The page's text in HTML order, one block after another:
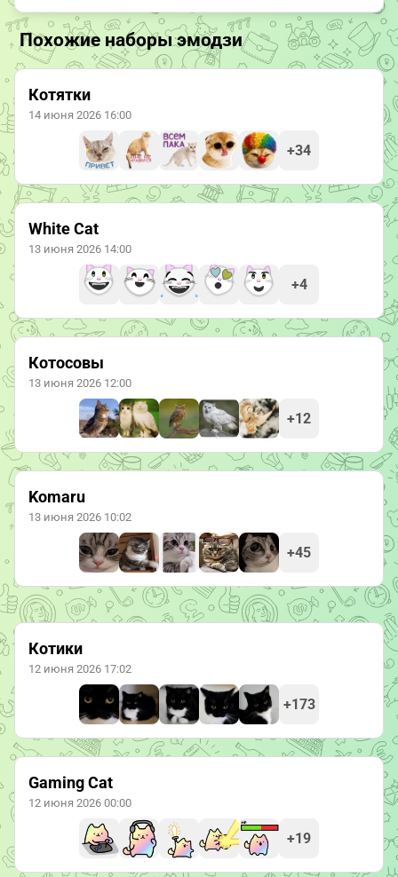
Похожие наборы эмодзи
Котятки
14 июня 2026 16:00
+34
White Cat
13 июня 2026 14:00
+4
Котосовы
13 июня 2026 12:00
+12
Komaru
13 июня 2026 10:02
+45
Котики
12 июня 2026 17:02
+173
Gaming Cat
12 июня 2026 00:00
+19